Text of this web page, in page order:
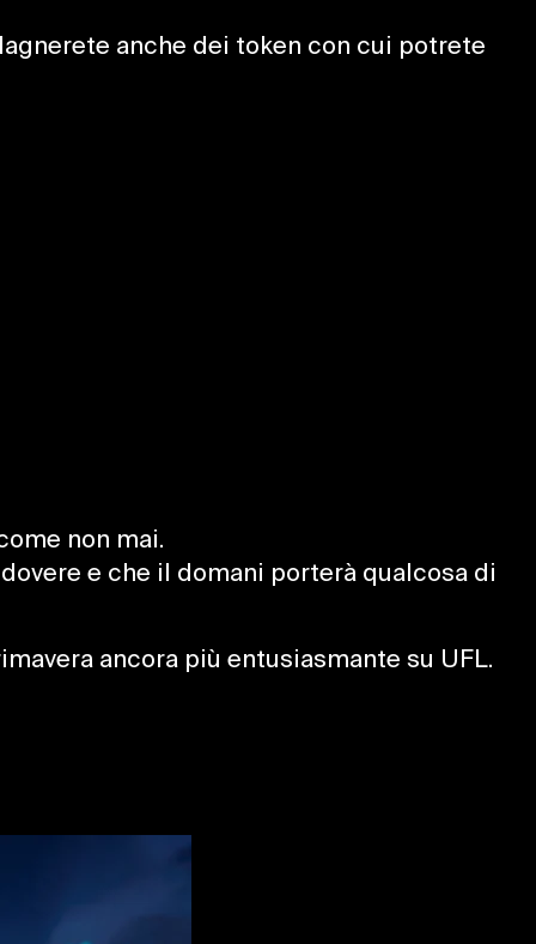
anche dei token con cui potrete
non mai.
e che il domani porterà qualcosa di
ancora più entusiasmante su UFL.